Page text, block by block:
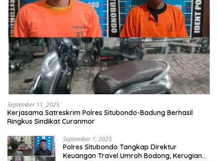
September 11, 2025
Kerjasama Satreskrim Polres Situbondo-Badung Berhasil
Ringkus Sindikat Curanmor
September 1, 2025
Polres Situbondo Tangkap Direktur
Keuangan Travel Umroh Bodong, Kerugian